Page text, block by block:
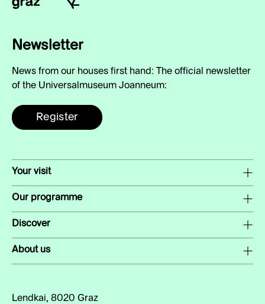
Newsletter
News from our houses first hand: The official newsletter
of the Universalmuseum Joanneum:
Register
Your visit
Our programme
Discover
About us
Lendkai, 8020 Graz